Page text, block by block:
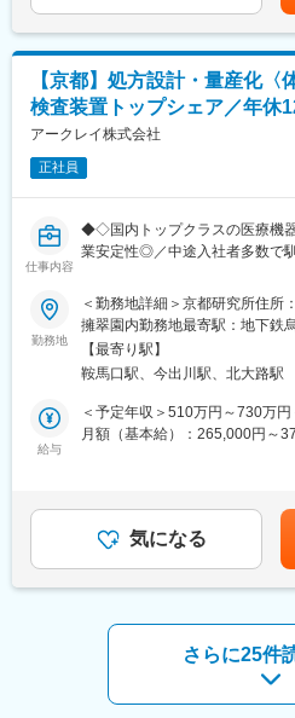
立案・運用
・海外拠点における労務対応の
単なる制度運用にとどまらず、
る役割として、裁量をもって取
■入社後の流れ：
実施。
経験豊富なメンバーと共に現場
基礎から段階的にキャッチア
ーバル人事としての業務理解を
す。
■組織風土：
役職呼称を設けないフラット
含めて互いを「〇〇さん」と呼
のスピードと質を高める仕組み
中の人びとの健康な生活に貢献
糖尿病検査装置の分野で国内ト
社ですが、一方で海外に向けて
なります。賃金はあくまでも目
下する可能性があります。月給
す。
【京都】処方設計・量産化〈
検査装置トップシェア／年休
アークレイ株式会社
正社員
仕事内容
◆◇国内トップクラスの医療機
業安定性◎／中途入社者多数で
ローバルに活躍中◆◇
■職務内容：
本ポジションは、世界120か国
品（試薬）の開発において、試
して、製品化までを一貫してリ
QMS／GMP規制下において、
1．試薬の処方設計・改良開発
・新規製品開発における試薬組
・既存製品の仕様追加・性能改
・量産・製造条件を見据えた処
2．多職種連携による製品化推進
・機械・ソフトウェア・品質・
ーや共同研究先との連携
勤務地
＜勤務地詳細＞京都研究所住所
擁翠園内勤務地最寄駅：地下鉄
屋内全面禁煙変更の範囲：会社
【最寄り駅】
鞍馬口駅、今出川駅、北大路駅
給与
＜予定年収＞510万円～730万
月額（基本給）：265,000円～
の負担は御座います。実費負担
身）、25万（家族帯同）、仲介
なります。賃金はあくまでも目
下する可能性があります。月給
気になる
さらに25件